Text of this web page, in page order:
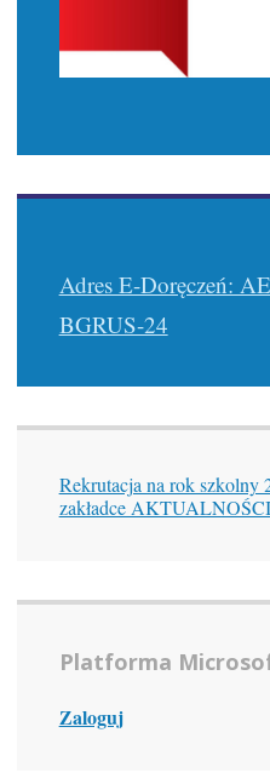
Adres E-Doręczeń:
BGRUS-24
Rekrutacja na rok szkolny
zakładce AKTUALNOŚCI
Platforma
Zaloguj